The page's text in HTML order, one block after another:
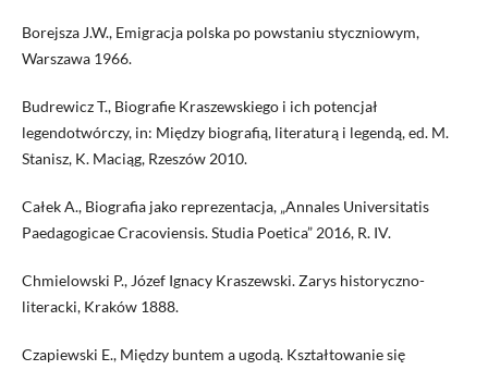
Borejsza J.W., Emigracja polska po powstaniu styczniowym,
Warszawa 1966.
Budrewicz T., Biografie Kraszewskiego i ich potencjał
legendotwórczy, in: Między biografią, literaturą i legendą, ed. M.
Stanisz, K. Maciąg, Rzeszów 2010.
Całek A., Biografia jako reprezentacja, „Annales Universitatis
Paedagogicae Cracoviensis. Studia Poetica” 2016, R. IV.
Chmielowski P., Józef Ignacy Kraszewski. Zarys historyczno-
literacki, Kraków 1888.
Czapiewski E., Między buntem a ugodą. Kształtowanie się